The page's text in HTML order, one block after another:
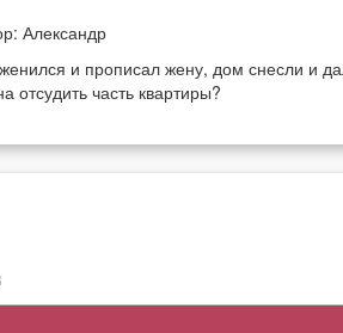
Александр
и прописал жену, дом снесли и
часть квартиры?